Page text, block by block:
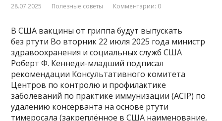
28.07.2025 Полезные советы Комментарии: 0
В США вакцины от гриппа будут выпускать
без ртути Во вторник 22 июля 2025 года министр
здравоохранения и социальных служб США
Роберт Ф. Кеннеди-младший подписал
рекомендации Консультативного комитета
Центров по контролю и профилактике
заболеваний по практике иммунизации (ACIP) по
удалению консерванта на основе ртути
тимеросала (закреплённое в США наименование,